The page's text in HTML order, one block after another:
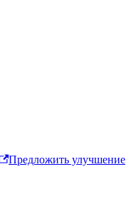
Предложить улучшение